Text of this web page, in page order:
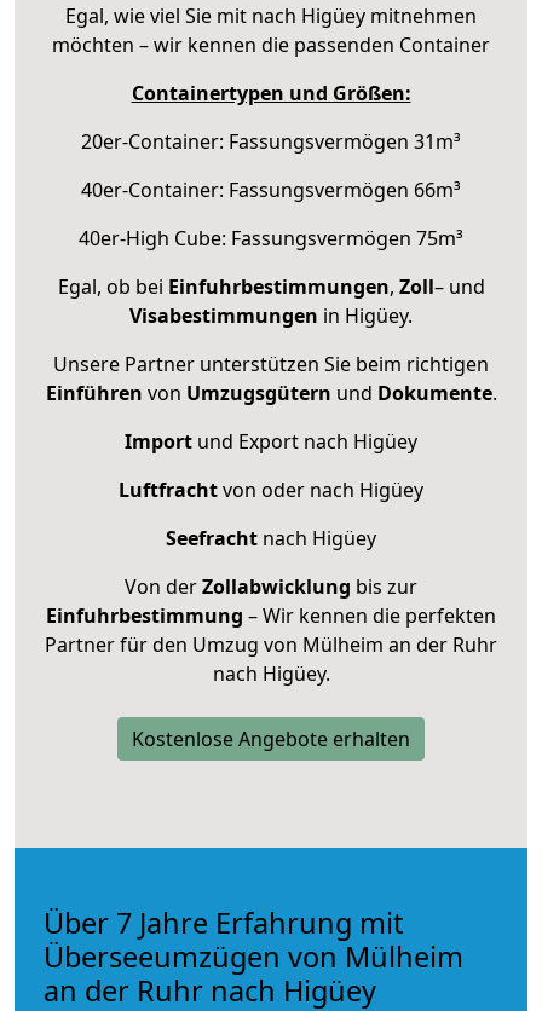
Egal, wie viel Sie mit nach Higüey mitnehmen
möchten – wir kennen die passenden Container
Containertypen und Größen:
20er-Container: Fassungsvermögen 31m³
40er-Container: Fassungsvermögen 66m³
40er-High Cube: Fassungsvermögen 75m³
Egal, ob bei Einfuhrbestimmungen, Zoll– und
Visabestimmungen in Higüey.
Unsere Partner unterstützen Sie beim richtigen
Einführen von Umzugsgütern und Dokumente.
Import und Export nach Higüey
Luftfrachtvon oder nach Higüey
Seefracht nach Higüey
Von derZollabwicklung bis zur
Einfuhrbestimmung – Wir kennen die perfekten
Partner für den Umzug von Mülheim an der Ruhr
nach Higüey.
Kostenlose Angebote erhalten
Über 7 Jahre Erfahrung mit
Überseeumzügen von Mülheim
an der Ruhr nach Higüey